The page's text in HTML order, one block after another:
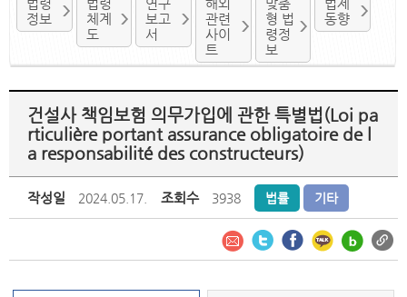
법령
정보
법령
체계
도
연구
보고
서
해외
관련
사이
트
맞춤
형 법
령정
보
법제
동향
건설사 책임보험 의무가입에 관한 특별법(Loi pa
rticulière portant assurance obligatoire de l
a responsabilité des constructeurs)
작성일 2024.05.17. 조회수 3938 법률 기타